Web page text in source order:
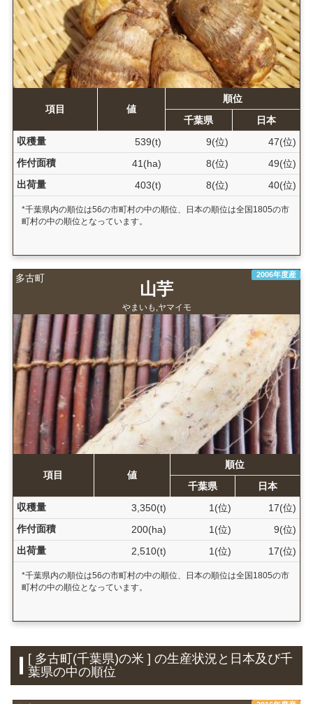
項目 値
順位
千葉県
日本
収穫量
539(t) 9(位)
47(位)
作付面積
41(ha) 8(位)
49(位)
出荷量
403(t) 8(位) 40(位)
*千葉県内の順位は56の市町村の中の順位、日本の順位は全国1805の市
町村の中の順位となっています。
多古町 2006年度産
山芋
やまいも,ヤマイモ
項目 値
順位
千葉県
日本
収穫量
3,350(t) 1(位)
17(位)
作付面積
200(ha) 1(位)
9(位)
出荷量
2,510(t) 1(位) 17(位)
*千葉県内の順位は56の市町村の中の順位、日本の順位は全国1805の市
町村の中の順位となっています。
[ 多古町(千葉県)の米 ] の生産状況と日本及び千
葉県の中の順位